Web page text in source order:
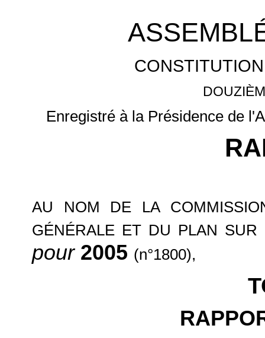
Enregistré à la Présidence de
AU NOM DE LA
GÉNÉRALE ET DU PLAN SUR
pour2005 (n°1800),